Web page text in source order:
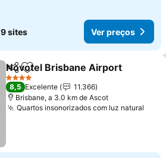
9 sites Ver preços
PartilharAdicionar aos favoritos
Novotel Brisbane Airport
4 Estrelas
8,5 Excelente
11.366
Brisbane, a 3.0 km de Ascot
Quartos insonorizados com luz natural